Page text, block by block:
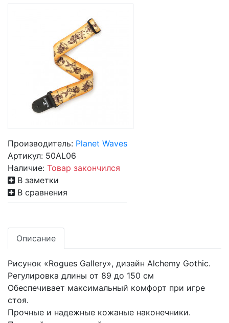
Производитель: Planet Waves
Артикул: 50AL06
Наличие: Товар закончился
В заметки
В сравнения
Описание
Рисунок «Rogues Gallery», дизайн Alchemy Gothic.
Регулировка длины от 89 до 150 см
Обеспечивает максимальный комфорт при игре
стоя.
Прочные и надежные кожаные наконечники.